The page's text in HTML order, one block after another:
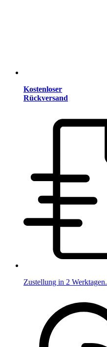
Kostenloser
Rückversand
Zustellung in 2 Werktagen.